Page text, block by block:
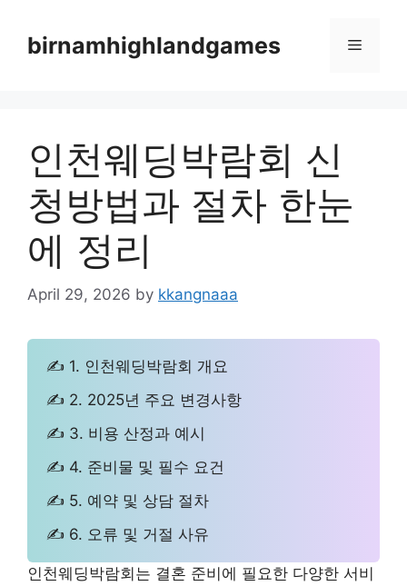
contentbirnamhighlandgames Menu
인천웨딩박람회 신
청방법과 절차 한눈
에 정리
April 29, 2026 by kkangnaaa
✍ 1. 인천웨딩박람회 개요
✍ 2. 2025년 주요 변경사항
✍ 3. 비용 산정과 예시
✍ 4. 준비물 및 필수 요건
✍ 5. 예약 및 상담 절차
✍ 6. 오류 및 거절 사유
인천웨딩박람회는 결혼 준비에 필요한 다양한 서비